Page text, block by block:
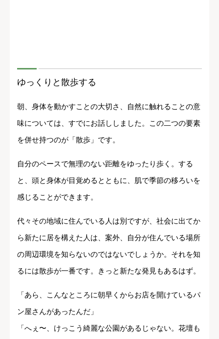
ゆっくりと散歩する
朝、身体を動かすことの大切さ、自然に触れることの意
味については、すでにお話ししました。この二つの要素
を併せ持つのが「散歩」です。
自分のペースで無理のない距離をゆったり歩く。する
と、頭と身体が目覚めるとともに、肌で季節の移ろいを
感じることができます。
代々その地域に住んでいる人は別ですが、社会に出てか
ら新たに居を構えた人は、案外、自分が住んでいる場所
の周辺環境を知らないのではないでしょうか。それを知
るには散歩が一番です。きっと新たな発見もあるはず。
「あら、こんなところに朝早くからお店を開けているパ
ン屋さんがあったんだ」
「へぇ〜、けっこう綺麗な公園があるじゃない。花壇も